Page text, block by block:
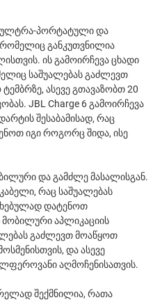
ულტრა-პორტატული და
განკუთვნილია
ის გამოირჩევა ცხადი
საშუალებას გაძლევთ
ასევე გთავაზობთ 20
JBL Charge 6 გამოირჩევა
შესაბამისად, რაც
იგი როგორც შიდა, ისე
და გამძლე მასალისგან.
კაბელი, რაც საშუალებას
დატენოთ
მობილური აპლიკაციის
გაძლევთ მოაწყოთ
და ასევე
აღმოჩენისათვის.
შექმნილია, რათა